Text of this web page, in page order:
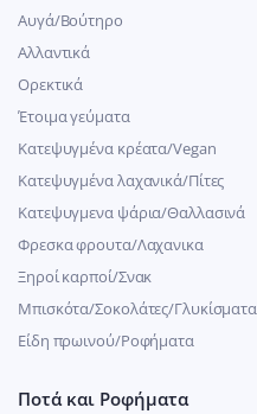
Αυγά/Βούτηρο
Αλλαντικά
Ορεκτικά
Έτοιμα γεύματα
Κατεψυγμένα κρέατα/Vegan
Kατεψυγμένα λαχανικά/Πίτες
Κατεψυγμενα ψάρια/Θαλλασινά
Φρεσκα φρουτα/Λαχανικα
Ξηροί καρποί/Σνακ
Μπισκότα/Σοκολάτες/Γλυκίσματα
Είδη πρωινού/Ροφήματα
Ποτά και Ροφήματα